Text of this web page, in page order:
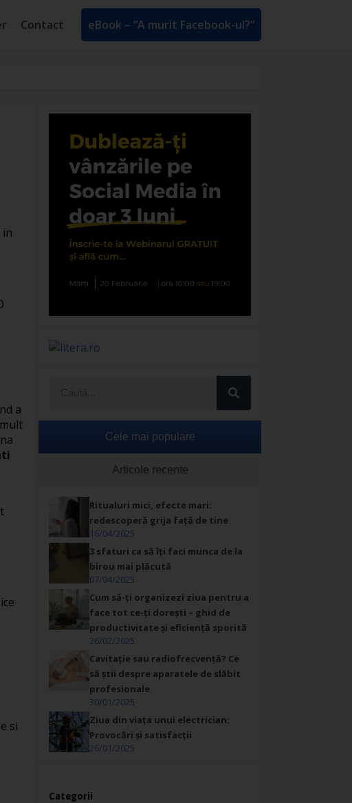
Contact eBook – ”A murit Facebook-ul?”
in
a
si
Cele mai populare
Articole recente
Ritualuri mici, efecte mari:
redescoperă grija față de tine
16/04/2025
3 sfaturi ca să îți faci munca de la
birou mai plăcută
07/04/2025
Cum să-ți organizezi ziua pentru a
face tot ce-ți dorești – ghid de
productivitate și eficiență sporită
26/02/2025
Cavitație sau radiofrecvență? Ce
să știi despre aparatele de slăbit
profesionale
30/01/2025
Ziua din viața unui electrician:
Provocări și satisfacții
26/01/2025
Categorii